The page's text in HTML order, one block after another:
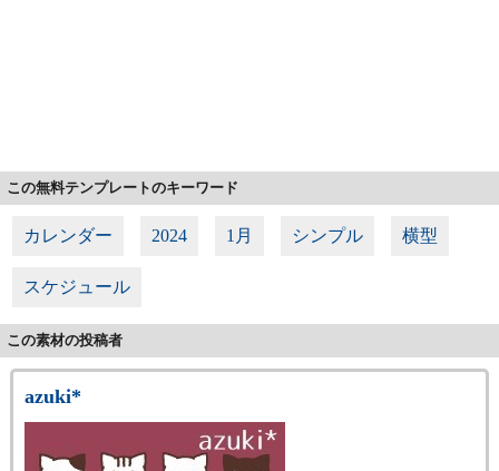
この無料テンプレートのキーワード
カレンダー 2024 1月 シンプル 横型
スケジュール
この素材の投稿者
azuki*